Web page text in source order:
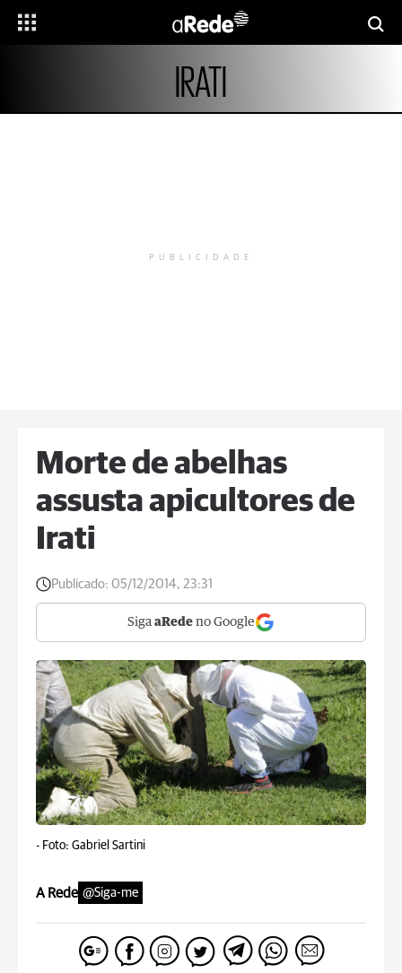
IRATI
PUBLICIDADE
Morte de abelhas
assusta apicultores de
Irati
Publicado: 05/12/2014, 23:31
Siga aRede no Google
- Foto: Gabriel Sartini
A Rede @Siga-me